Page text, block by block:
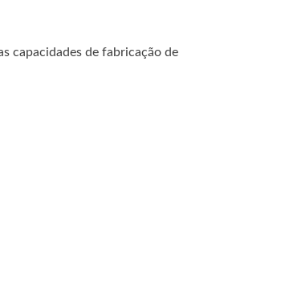
capacidades de fabricação de